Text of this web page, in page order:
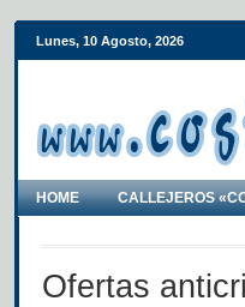
Lunes, 10 Agosto, 2026
HOME CALLEJEROS
Ofertas